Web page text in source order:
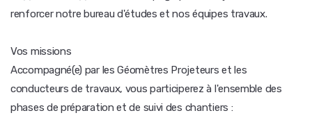
renforcer notre bureau d'études et nos équipes travaux.
Vos missions
Accompagné(e) par les Géomètres Projeteurs et les
conducteurs de travaux, vous participerez à l'ensemble des
phases de préparation et de suivi des chantiers :